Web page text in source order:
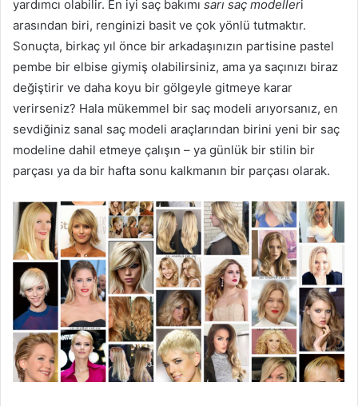
yardımcı olabilir. En iyi saç bakımı sarı saç modelleri
arasından biri, renginizi basit ve çok yönlü tutmaktır.
Sonuçta, birkaç yıl önce bir arkadaşınızın partisine pastel
pembe bir elbise giymiş olabilirsiniz, ama ya saçınızı biraz
değiştirir ve daha koyu bir gölgeyle gitmeye karar
verirseniz? Hala mükemmel bir saç modeli arıyorsanız, en
sevdiğiniz sanal saç modeli araçlarından birini yeni bir saç
modeline dahil etmeye çalışın – ya günlük bir stilin bir
parçası ya da bir hafta sonu kalkmanın bir parçası olarak.